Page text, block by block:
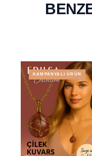
KAMPANYALI ÜRÜN